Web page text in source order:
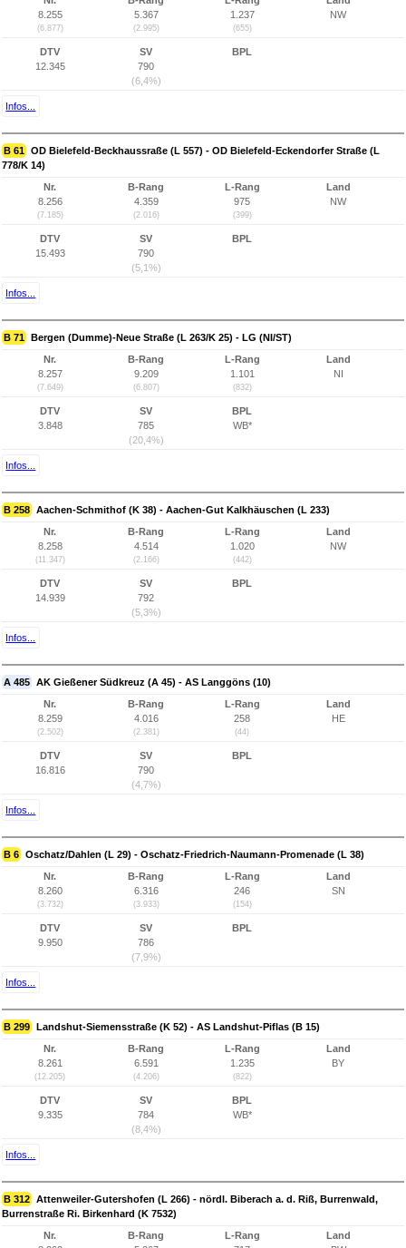
8.255
(6.877)
5.367
(2.995)
1.237
(655)
NW
DTV
12.345
SV
790
(6,4%)
BPL
Infos...
B 61 OD Bielefeld-Beckhaussraße (L 557) - OD Bielefeld-Eckendorfer Straße (L
778/K 14)
Nr.
8.256
(7.185)
B-Rang
4.359
(2.016)
L-Rang
975
(399)
Land
NW
DTV
15.493
SV
790
(5,1%)
BPL
Infos...
B 71 Bergen (Dumme)-Neue Straße (L 263/K 25) - LG (NI/ST)
Nr.
8.257
(7.649)
B-Rang
9.209
(6.807)
L-Rang
1.101
(832)
Land
NI
DTV
3.848
SV
785
(20,4%)
BPL
WB*
Infos...
B 258 Aachen-Schmithof (K 38) - Aachen-Gut Kalkhäuschen (L 233)
Nr.
8.258
(11.347)
B-Rang
4.514
(2.166)
L-Rang
1.020
(442)
Land
NW
DTV
14.939
SV
792
(5,3%)
BPL
Infos...
A 485 AK Gießener Südkreuz (A 45) - AS Langgöns (10)
Nr.
8.259
(2.502)
B-Rang
4.016
(2.381)
L-Rang
258
(44)
Land
HE
DTV
16.816
SV
790
(4,7%)
BPL
Infos...
B 6 Oschatz/Dahlen (L 29) - Oschatz-Friedrich-Naumann-Promenade (L 38)
Nr.
8.260
(3.732)
B-Rang
6.316
(3.933)
L-Rang
246
(154)
Land
SN
DTV
9.950
SV
786
(7,9%)
BPL
Infos...
B 299 Landshut-Siemensstraße (K 52) - AS Landshut-Piflas (B 15)
Nr.
8.261
(12.205)
B-Rang
6.591
(4.206)
L-Rang
1.235
(822)
Land
BY
DTV
9.335
SV
784
(8,4%)
BPL
WB*
Infos...
B 312 Attenweiler-Gutershofen (L 266) - nördl. Biberach a. d. Riß, Burrenwald,
Burrenstraße Ri. Birkenhard (K 7532)
Nr.
B-Rang
L-Rang
Land